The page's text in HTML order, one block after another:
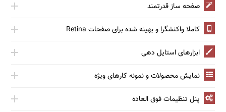
صفحه ساز قدرتمند
کاملا واکنشگرا و بهینه شده برای صفحات Retina
ابزارهای استایل دهی
نمایش محصولات و نمونه کارهای ویژه
پنل تنظیمات فوق العاده